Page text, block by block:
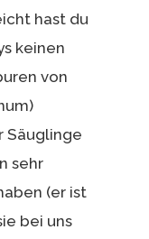
hast du
keinen
von
Säuglinge
sehr
(er ist
bei uns